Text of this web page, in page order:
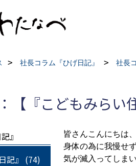
社長コラム『ひげ日記』 社長
【『こどもみらい
皆さんこんにちは
身体の為に我慢せ
気が滅入ってしま
』
記』 (74)